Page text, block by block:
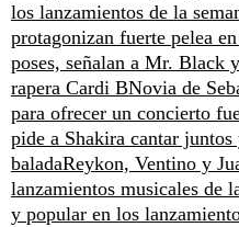
los lanzamientos de la
protagonizan fuerte pelea
poses, señalan a Mr. Black
rapera Cardi BNovia de
para ofrecer un concierto
pide a Shakira cantar
baladaReykon, Ventino y
lanzamientos musicales de
y popular en los